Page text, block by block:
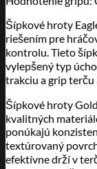
Šípkové hroty
riešením pre
kontrolu. Tieto
vylepšený typ
trakciu a grip terču
Šípkové hroty
kvalitných
ponúkajú
textúrovaný
efektívne drží v